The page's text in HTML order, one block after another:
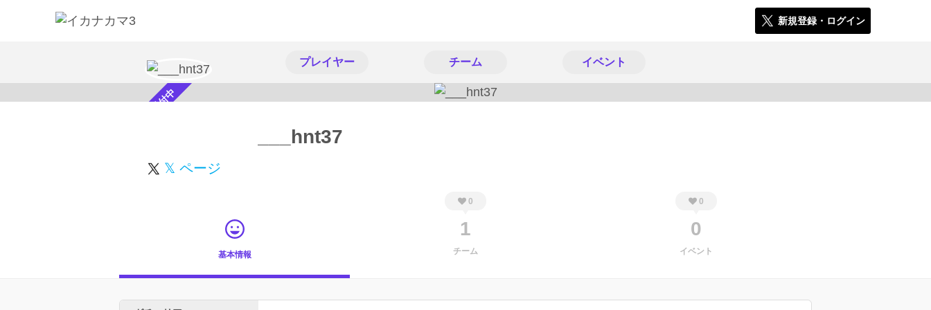
新規登録・ログイン
プレイヤー チーム イベント
スカウト受付中 ___hnt37
𝕏 ページ
基本情報
0
1
チーム
0
0
イベント